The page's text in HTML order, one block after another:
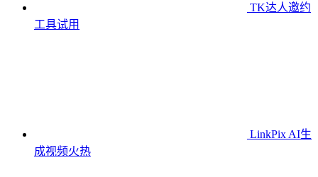
TK达人邀约
工具试用
LinkPix AI生
成视频火热